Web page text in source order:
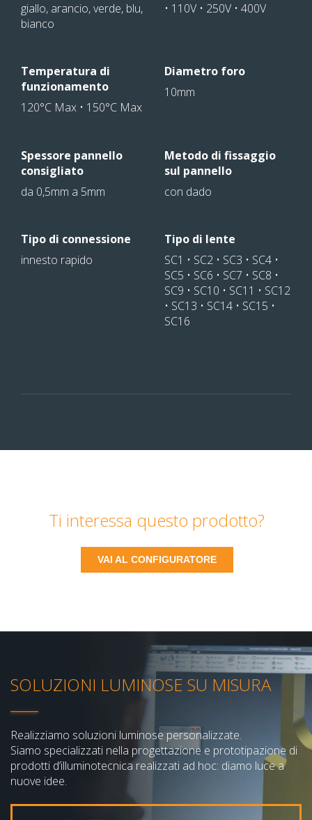
giallo, arancio, verde, blu,
bianco
• 110V • 250V • 400V
Temperatura di
funzionamento
120°C Max • 150°C Max
Diametro foro
10mm
Spessore pannello
consigliato
da 0,5mm a 5mm
Metodo di fissaggio
sul pannello
con dado
Tipo di connessione
innesto rapido
Tipo di lente
SC1 • SC2 • SC3 • SC4 •
SC5 • SC6 • SC7 • SC8 •
SC9 • SC10 • SC11 • SC12
• SC13 • SC14 • SC15 •
SC16
Ti interessa questo prodotto?
VAI AL CONFIGURATORE
SOLUZIONI LUMINOSE SU MISURA
Realizziamo soluzioni luminose personalizzate.
Siamo specializzati nella progettazione e prototipazione di
prodotti d’illuminotecnica realizzati ad hoc: diamo luce a
nuove idee.